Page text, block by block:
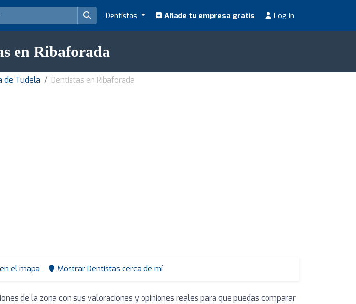
Dentistas Añade tu empresa gratis Log in
en Ribaforada
de Tudela Dentistas en Ribaforada
el mapa Mostrar Dentistas cerca de mí
de la zona con sus valoraciones y opiniones reales para que puedas comparar